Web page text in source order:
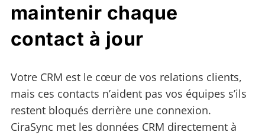
maintenir chaque
contact à jour
Votre CRM est le cœur de vos relations clients,
mais ces contacts n’aident pas vos équipes s’ils
restent bloqués derrière une connexion.
CiraSync met les données CRM directement à